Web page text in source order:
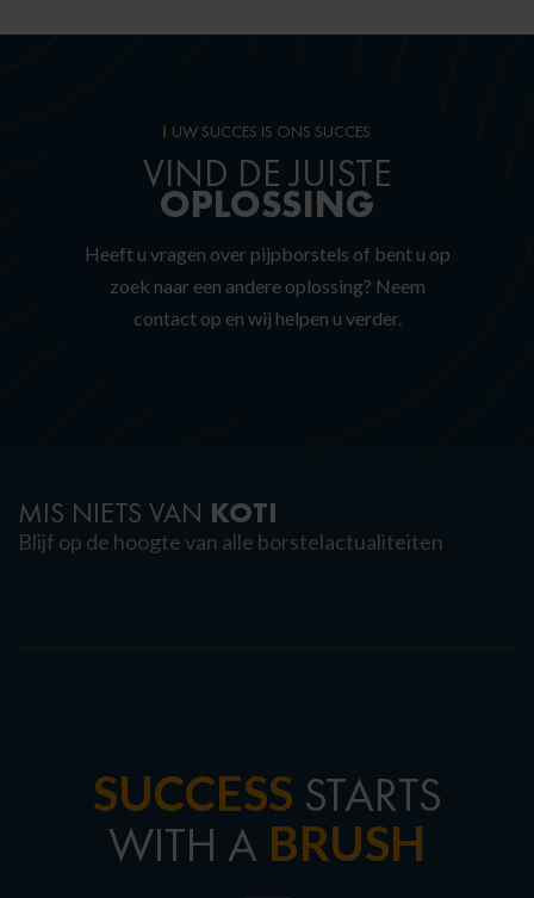
UW SUCCES IS ONS SUCCES
VIND DE JUISTE
OPLOSSING
Heeft u vragen over pijpborstels of bent u op
zoek naar een andere oplossing? Neem
contact op en wij helpen u verder.
MIS NIETS VAN KOTI
Blijf op de hoogte van alle borstelactualiteiten
SUCCESS STARTS
WITH A BRUSH